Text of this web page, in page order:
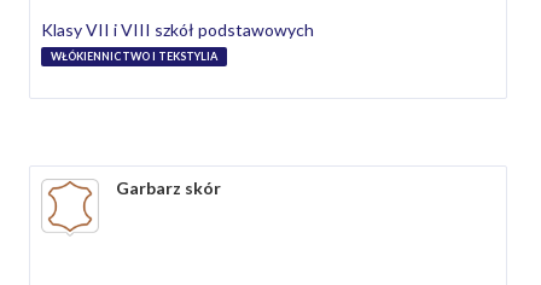
Klasy VII i VIII szkół podstawowych
WŁÓKIENNICTWO I TEKSTYLIA
Garbarz skór